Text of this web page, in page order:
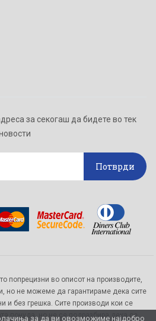
за да ви овозможиме најдобро
за секогаш да бидете во тек
Потврди
попрецизни во описот на производите,
но не можеме да гарантираме дека сите
и без грешка. Сите производи кои се
понуда, но не се подразбира дека се